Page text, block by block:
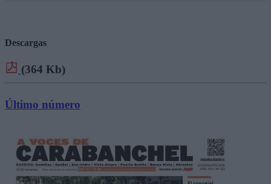
Descargas
(364 Kb)
Último número